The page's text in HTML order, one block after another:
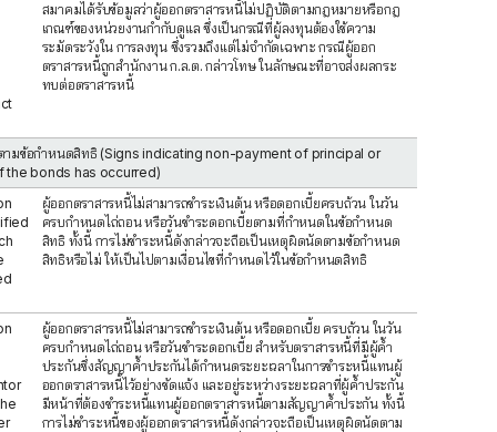
สมาคมได้รับข้อมูลว่าผู้ออกตราสารหนี้ไม่ปฏิบัติตามกฎหมายหรือกฎ
เกณฑ์ของหน่วยงานกำกับดูแล ซึ่งเป็นกรณีที่ผู้ลงทุนต้องใช้ความ
ระมัดระวังใน การลงทุน ซึ่งรวมถึงแต่ไม่จำกัดเฉพาะ กรณีผู้ออก
ตราสารหนี้ถูกสำนักงาน ก.ล.ต. กล่าวโทษ ในลักษณะที่อาจส่งผลกระ
ทบต่อตราสารหนี้
ตามข้อกำหนดสิทธิ (Signs indicating non-payment of principal or
the bonds has occurred)
ผู้ออกตราสารหนี้ไม่สามารถชำระเงินต้น หรือดอกเบี้ยครบถ้วน ในวัน
ครบกำหนดไถ่ถอน หรือวันชำระดอกเบี้ยตามที่กำหนดในข้อกำหนด
สิทธิ ทั้งนี้ การไม่ชำระหนี้ดังกล่าวจะถือเป็นเหตุผิดนัดตามข้อกำหนด
สิทธิหรือไม่ ให้เป็นไปตามเงื่อนไขที่กำหนดไว้ในข้อกำหนดสิทธิ
ผู้ออกตราสารหนี้ไม่สามารถชำระเงินต้น หรือดอกเบี้ย ครบถ้วน ในวัน
ครบกำหนดไถ่ถอน หรือวันชำระดอกเบี้ย สำหรับตราสารหนี้ที่มีผู้ค้ำ
ประกันซึ่งสัญญาค้ำประกันได้กำหนดระยะเวลาในการชำระหนี้แทนผู้
ออกตราสารหนี้ไว้อย่างชัดแจ้ง และอยู่ระหว่างระยะเวลาที่ผู้ค้ำประกัน
มีหน้าที่ต้องชำระหนี้แทนผู้ออกตราสารหนี้ตามสัญญาค้ำประกัน ทั้งนี้
การไม่ชำระหนี้ของผู้ออกตราสารหนี้ดังกล่าวจะถือเป็นเหตุผิดนัดตาม